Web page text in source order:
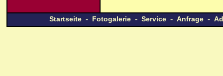
Startseite - Fotogalerie - Service - Anfrage -